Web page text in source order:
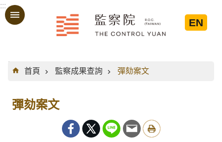
跳到主要內容區塊
:::
EN
:::
首頁
監察成果查詢 彈劾案文
彈劾案文